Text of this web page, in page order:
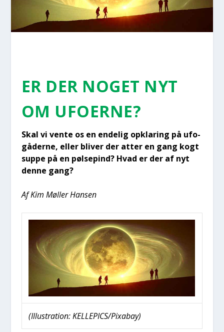
ER DER NOGET NYT
OM UFO­ER­NE?
Skal vi ven­te os en ende­lig opkla­ring på ufo­
gå­der­ne, eller bli­ver der atter en gang kogt
sup­pe på en pøl­sepind? Hvad er der af nyt
den­ne gang?
Af Kim Møl­ler Han­sen
(Illu­stra­tion: KELLEPICS/Pixabay)